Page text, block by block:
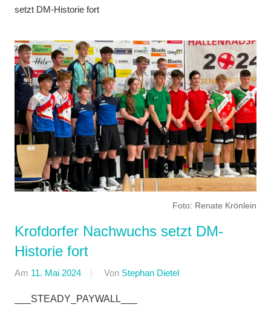
setzt DM-Historie fort
Foto: Renate Krönlein
Krofdorfer Nachwuchs setzt DM-
Historie fort
Am 11. Mai 2024 Von Stephan Dietel
___STEADY_PAYWALL___